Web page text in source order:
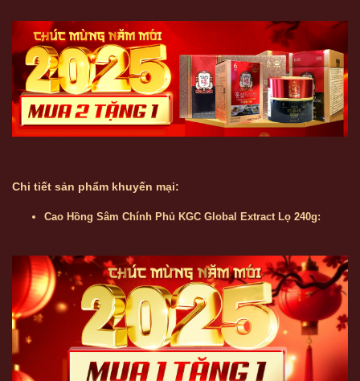
Chi tiết sản phẩm khuyến mại:
Cao Hồng Sâm Chính Phủ KGC Global Extract Lọ 240g: